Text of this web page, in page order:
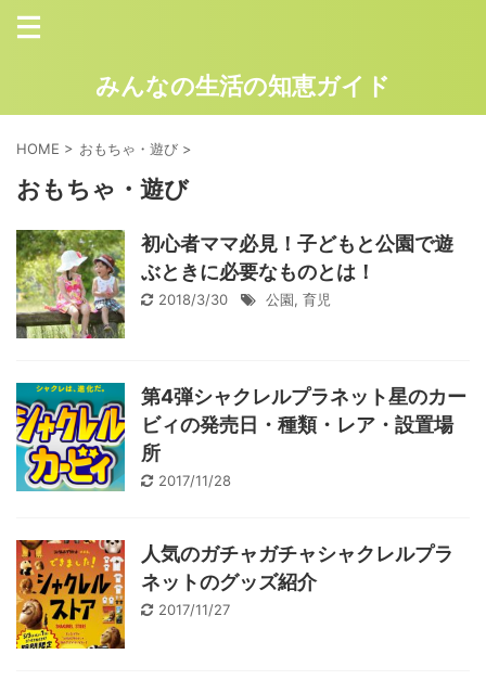
みんなの生活の知恵ガイド
HOME > おもちゃ・遊び >
おもちゃ・遊び
初心者ママ必見！子どもと公園で遊
ぶときに必要なものとは！
2018/3/30 公園, 育児
第4弾シャクレルプラネット星のカー
ビィの発売日・種類・レア・設置場
所
2017/11/28
人気のガチャガチャシャクレルプラ
ネットのグッズ紹介
2017/11/27